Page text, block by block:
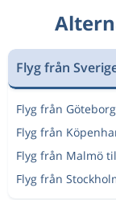
Flyg från
Flyg från
Flyg från
Flyg från Malmö
Flyg från